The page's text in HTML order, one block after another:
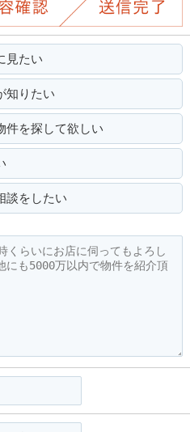
見たい
知りたい
件を探して欲しい
談をしたい